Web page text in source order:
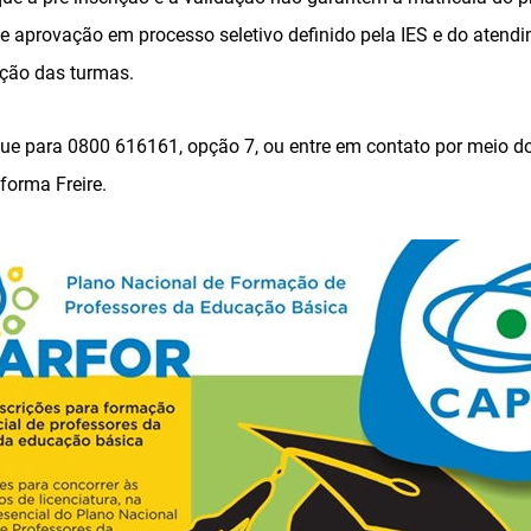
aprovação em processo seletivo definido pela IES e do
das turmas.
para 0800 616161, opção 7, ou entre em contato por meio
Freire.